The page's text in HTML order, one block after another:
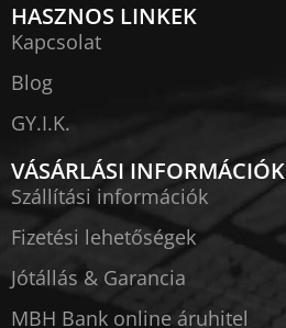
HASZNOS LINKEK
Kapcsolat
Blog
GY.I.K.
VÁSÁRLÁSI INFORMÁCIÓK
Szállítási információk
Fizetési lehetőségek
Jótállás & Garancia
MBH Bank online áruhitel